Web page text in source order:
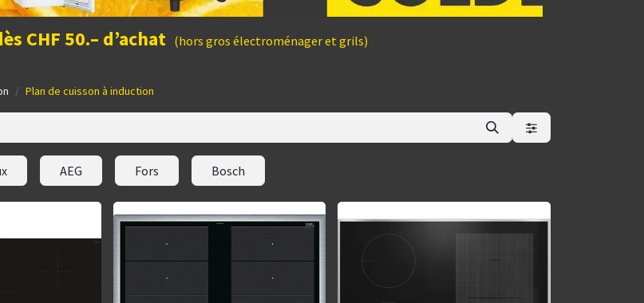
CHF 50.– d’achat (hors gros électroménager et grils)
Plan de cuisson à induction
AEG Fors Bosch